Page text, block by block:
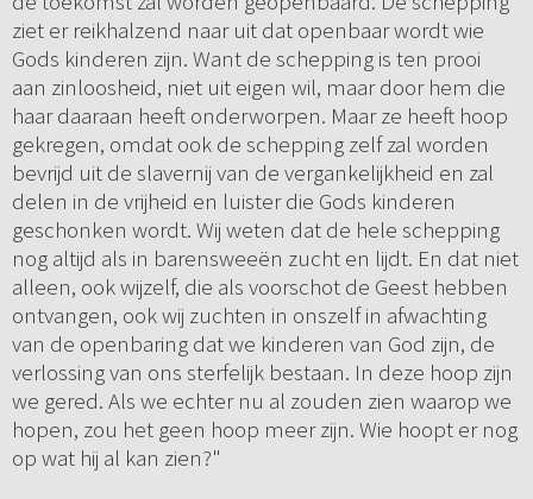
ziet er reikhalzend naar uit dat openbaar wordt wie
Gods kinderen zijn. Want de schepping is ten prooi
aan zinloosheid, niet uit eigen wil, maar door hem die
haar daaraan heeft onderworpen. Maar ze heeft hoop
gekregen, omdat ook de schepping zelf zal worden
bevrijd uit de slavernij van de vergankelijkheid en zal
delen in de vrijheid en luister die Gods kinderen
geschonken wordt. Wij weten dat de hele schepping
nog altijd als in barensweeën zucht en lijdt. En dat niet
alleen, ook wijzelf, die als voorschot de Geest hebben
ontvangen, ook wij zuchten in onszelf in afwachting
van de openbaring dat we kinderen van God zijn, de
verlossing van ons sterfelijk bestaan. In deze hoop zijn
we gered. Als we echter nu al zouden zien waarop we
hopen, zou het geen hoop meer zijn. Wie hoopt er nog
op wat hij al kan zien?"